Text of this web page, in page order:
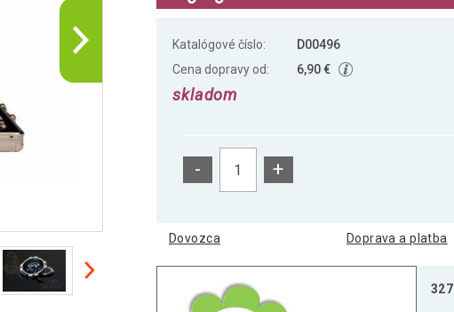
Katalógové číslo:
D00496
Cena dopravy od:
6,90 €
skladom
- +
Dovozca Doprava a platba
327